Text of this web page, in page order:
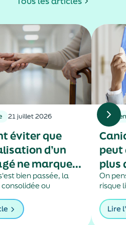
21 juillet 2026
éviter que
d’un
ne marque
perte
?
bien passée, la
ou
rien n'est tout à
Difficultés à
peut
plus
On
risque
des
Lire